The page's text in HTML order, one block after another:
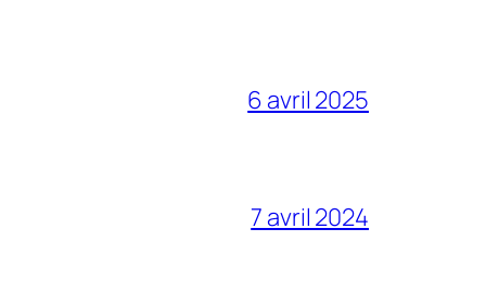
6 avril 2025
7 avril 2024